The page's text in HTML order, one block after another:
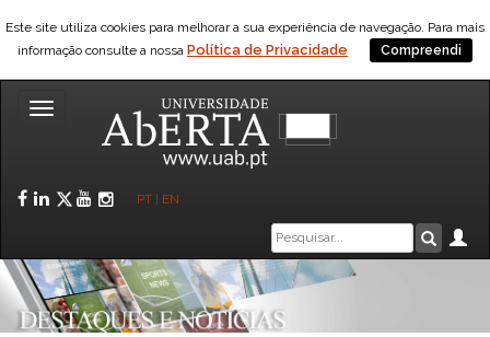
Este site utiliza cookies para melhorar a sua experiência de navegação. Para mais
informação consulte a nossa Política de Privacidade Compreendi
Toggle
Facebook
LinkedIn
Twitter
YouTube
Instagram
PT EN
Caixa
de
pesquisa